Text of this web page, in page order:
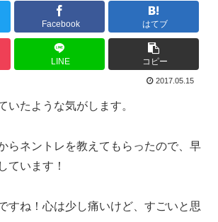
Facebook はてブ
LINE コピー
2017.05.15
いたような気がします。
らネントレを教えてもらったので、早
ています！
すね！心は少し痛いけど、すごいと思